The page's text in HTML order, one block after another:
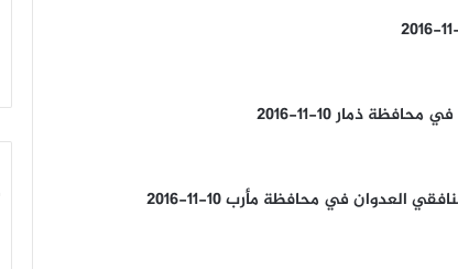
ذمار 10-11-2016
في محافظة مأرب 10-11-2016